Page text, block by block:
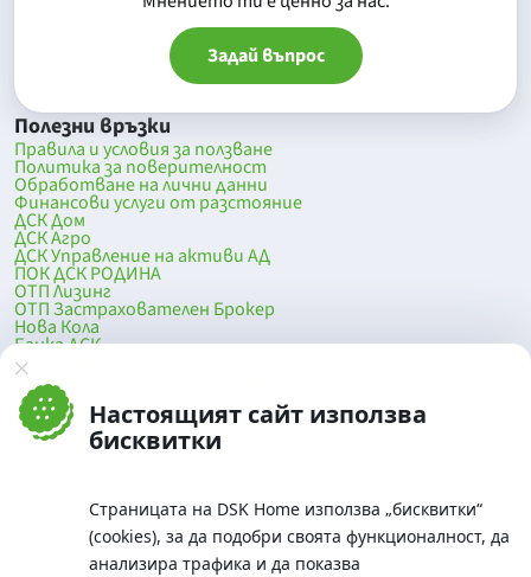
Настоящият сайт използва
бисквитки
Страницата на DSK Home използва „бисквитки“
(cookies), за да подобри своята функционалност, да
анализира трафика и да показва
Задай въпрос
Полезни връзки
Правила и условия за ползване
Политика за поверителност
Обработване на лични данни
Финансови услуги от разстояние
ДСК Дом
ДСК Агро
ДСК Управление на активи АД
ПОК ДСК РОДИНА
ОТП Лизинг
ОТП Застрахователен Брокер
Нова Кола
Банка ДСК
DSK Mobile
Оферти за продажба от Банка ДСК
Клонова мрежа и банкомати
До началото на страницата